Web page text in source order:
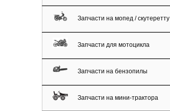
Запчасти на мопед / скутеретту
Запчасти для мотоцикла
Запчасти на бензопилы
Запчасти на мини-трактора